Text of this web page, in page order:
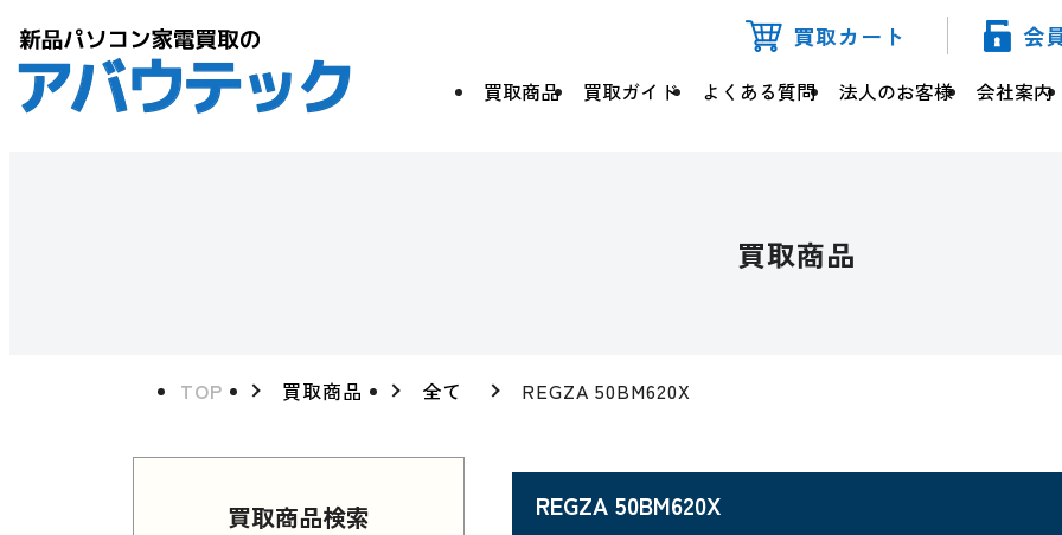
買取カート 会
買取商品 買取ガイド よくある質問 法人のお客様 会社案内
買取商品
TOP 買取商品 全て REGZA 50BM620X
買取商品検索 REGZA 50BM620X